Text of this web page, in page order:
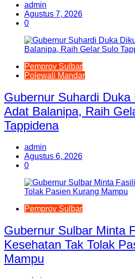
admin
Agustus 7, 2026
0
Pemprov Sulbar
Polewali Mandar
Gubernur Suhardi Duka
Adat Balanipa, Raih
Tappidena
admin
Agustus 6, 2026
0
Pemprov Sulbar
Gubernur Sulbar Minta
Kesehatan Tak Tolak
Mampu